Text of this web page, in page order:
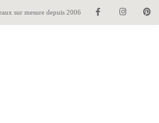
sur mesure depuis 2006